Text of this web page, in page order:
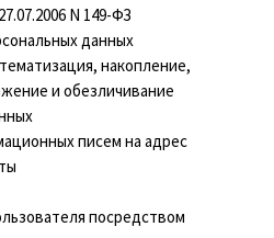
N 149-ФЗ
данных
накопление,
и обезличивание
писем на адрес
посредством